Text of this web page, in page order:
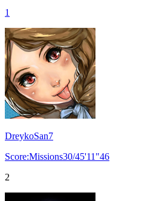
1
DreykoSan7
Score:Missions30/45'11"46
2